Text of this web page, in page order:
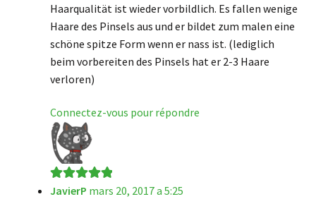
Haarqualität ist wieder vorbildlich. Es fallen wenige
Haare des Pinsels aus und er bildet zum malen eine
schöne spitze Form wenn er nass ist. (lediglich
beim vorbereiten des Pinsels hat er 2-3 Haare
verloren)
Connectez-vous pour répondre
Note5sur 5
JavierP mars 20, 2017 a 5:25